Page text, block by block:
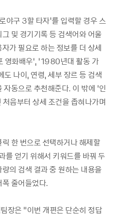
야구 3할 타자'를 입력할 경우 스
및 경기기록 등 검색어와 어울
가 필요로 하는 정보를 더 상세
영화배우’, ‘1980년대 활동 가
도 나이, 연령, 세부 장르 등 검색
동으로 추천해준다. 이 밖에 ‘인
음부터 상세 조건을 좁혀나가며
한 번으로 선택하거나 해제할
를 얻기 위해서 키워드를 바꿔 두
의 검색 결과 중 원하는 내용을
줄어들었다.
장은 “이번 개편은 단순히 정답